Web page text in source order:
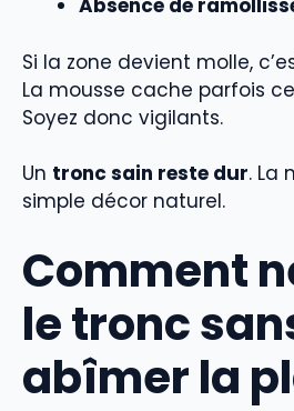
Absence de
Si la zone devient molle,
La mousse cache parfois
Soyez donc vigilants.
Un tronc sain reste dur. La
simple décor naturel.
Comment
le tronc
abîmer la